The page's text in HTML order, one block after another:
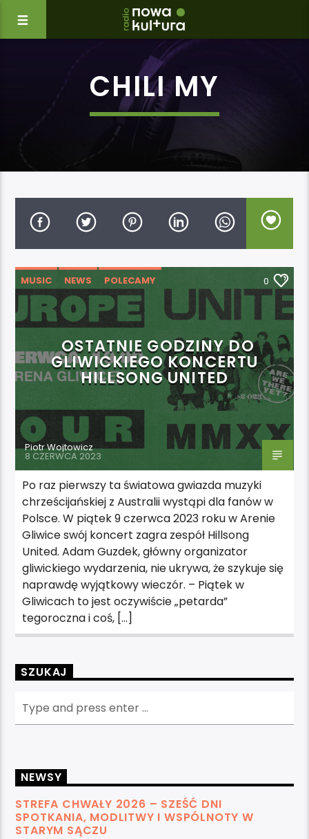
CHILI MY
MUSIC NEWS
POLECAMY
WYDARZENIA
0
OSTATNIE GODZINY DO
GLIWICKIEGO KONCERTU
HILLSONG UNITED
Piotr Wojtowicz
8 CZERWCA 2023
Po raz pierwszy ta światowa gwiazda muzyki
chrześcijańskiej z Australii wystąpi dla fanów w
Polsce. W piątek 9 czerwca 2023 roku w Arenie
Gliwice swój koncert zagra zespół Hillsong
United. Adam Guzdek, główny organizator
gliwickiego wydarzenia, nie ukrywa, że szykuje się
naprawdę wyjątkowy wieczór. – Piątek w
Gliwicach to jest oczywiście „petarda”
tegoroczna i coś, […]
SZUKAJ
NEWSY
STREFA CHWAŁY 2026 – SZEŚĆ DNI
SPOTKANIA, MODLITWY I WSPÓLNOTY W
STARYM SĄCZU